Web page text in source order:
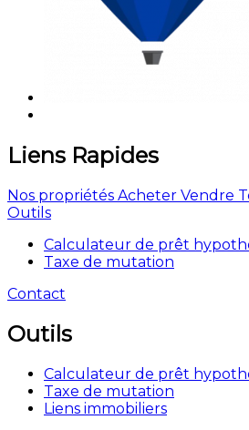
Liens Rapides
Nos propriétés Acheter Vendre
Outils
Calculateur de prêt
Taxe de mutation
Contact
Outils
Calculateur de prêt
Taxe de mutation
Liens immobiliers